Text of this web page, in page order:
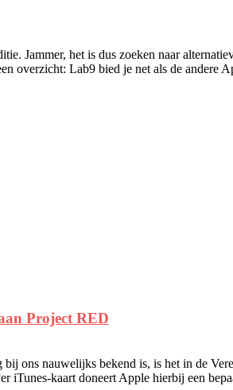
Jammer, het is dus zoeken naar
overzicht: Lab9 bied je net als de andere
Project RED
ons nauwelijks bekend is, is het in de
iTunes-kaart doneert Apple hierbij een